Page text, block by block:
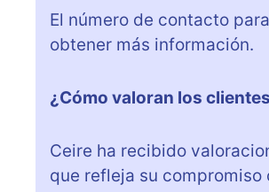
El número de contacto
obtener más información.
¿Cómo valoran los
Ceire ha recibido
que refleja su